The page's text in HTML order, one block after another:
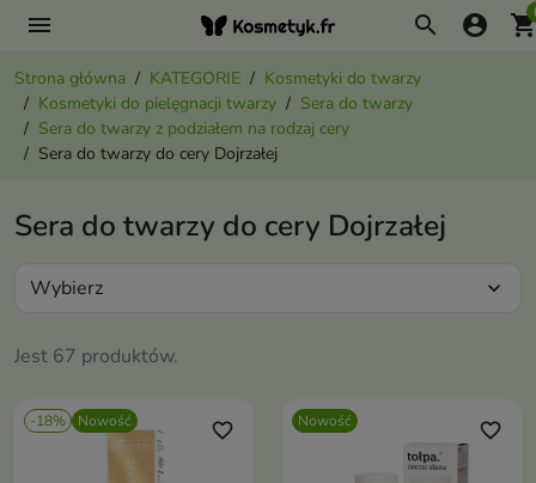
menu search account_circle
Strona główna KATEGORIE
Kosmetyki do twarzy
Kosmetyki do pielęgnacji twarzy
Sera do twarzy
Sera do twarzy z podziałem na rodzaj cery
Sera do twarzy do cery Dojrzałej
Sera do twarzy do cery Dojrzałej
Jest 67 produktów.
Wybierz expand_more
-18% Nowość favorite_border Nowość favorite_border